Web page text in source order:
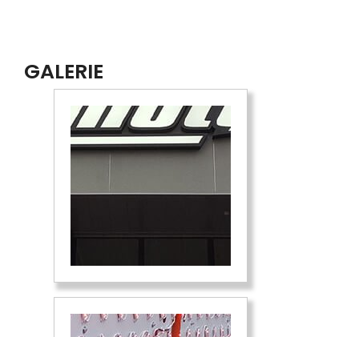
GALERIE